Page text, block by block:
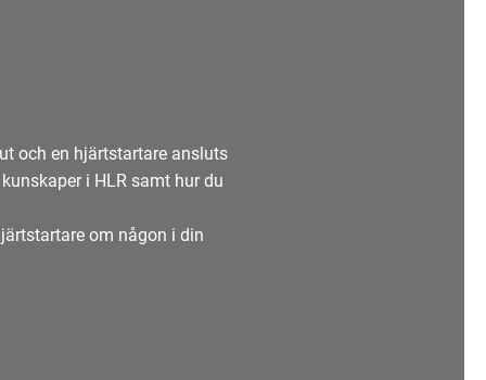
och en hjärtstartare ansluts
i HLR samt hur du
om någon i din